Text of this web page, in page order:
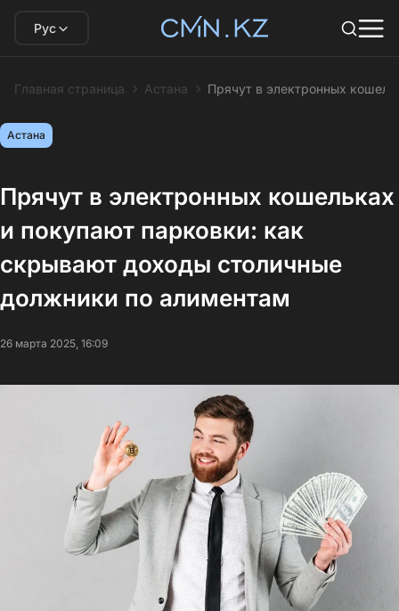
Рус
Главная страница Астана Прячут в электронных
Астана
Прячут в электронных кошельках
и покупают парковки: как
скрывают доходы столичные
должники по алиментам
26 марта 2025, 16:09